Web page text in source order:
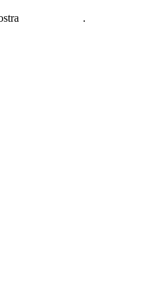
.